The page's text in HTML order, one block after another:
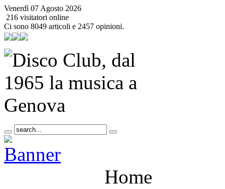
Venerdì 07 Agosto 2026
216 visitatori online
Ci sono 8049 articoli e 2457 opinioni.
Home